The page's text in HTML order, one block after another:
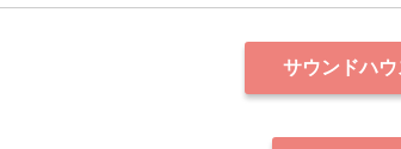
サウンドハ